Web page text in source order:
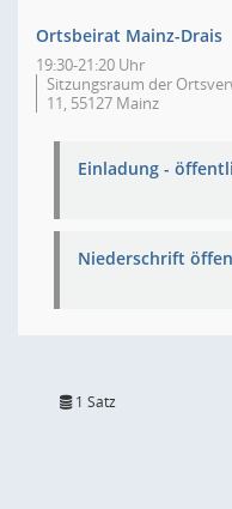
Ortsbeirat Mainz-Drais
19:30-21:20 Uhr
Sitzungsraum der
11, 55127 Mainz
Einladung -
Niederschrift
1 Satz